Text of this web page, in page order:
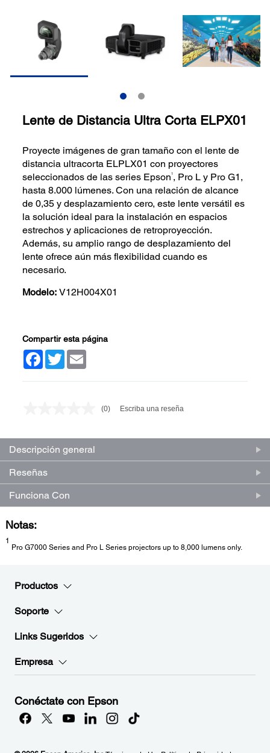
Lente de Distancia Ultra Corta ELPX01
Proyecte imágenes de gran tamaño con el lente de
distancia ultracorta ELPLX01 con proyectores
seleccionados de las series Epson1, Pro L y Pro G1,
hasta 8.000 lúmenes. Con una relación de alcance
de 0,35 y desplazamiento cero, este lente versátil es
la solución ideal para la instalación en espacios
estrechos y aplicaciones de retroproyección.
Además, su amplio rango de desplazamiento del
lente ofrece aún más flexibilidad cuando es
necesario.
Modelo: V12H004X01
Compartir esta página
Facebook
Twitter
Sin
en
misma
(0) Escriba una reseña
Descripción general
Reseñas
Funciona Con
Notas:
1
Pro G7000 Series and Pro L Series projectors up to 8,000 lumens only.
Productos
Soporte
Links Sugeridos
Empresa
Conéctate con Epson